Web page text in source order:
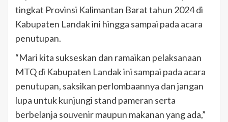
tingkat Provinsi Kalimantan Barat tahun 2024 di
Kabupaten Landak ini hingga sampai pada acara
penutupan.
“Mari kita sukseskan dan ramaikan pelaksanaan
MTQ di Kabupaten Landak ini sampai pada acara
penutupan, saksikan perlombaannya dan jangan
lupa untuk kunjungi stand pameran serta
berbelanja souvenir maupun makanan yang ada,”